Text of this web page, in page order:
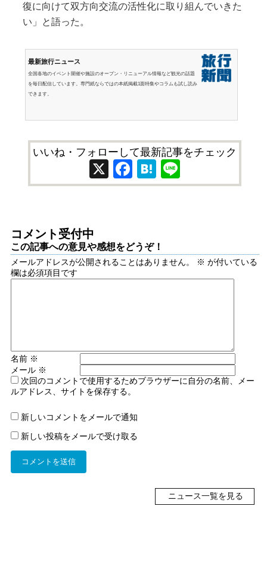
復に向けて双方向交流の活性化に取り組んでいきた
い」と語った。
最新旅行ニュース
全国各地のイベント開催や施設のオープン・リニューアル情報など観光の話題
を毎日配信しています。専門紙ならではの本紙掲載1面特集やコラムも試し読み
できます。
いいね・フォローして最新記事をチェック
X Facebook
Hatena
コメント受付中
この記事への意見や感想をどうぞ！
メールアドレスが公開されることはありません。 ※ が付いている
欄は必須項目です
名前 ※
メール ※
次回のコメントで使用するためブラウザーに自分の名前、メー
ルアドレス、サイトを保存する。
新しいコメントをメールで通知
新しい投稿をメールで受け取る
ニュース一覧を見る